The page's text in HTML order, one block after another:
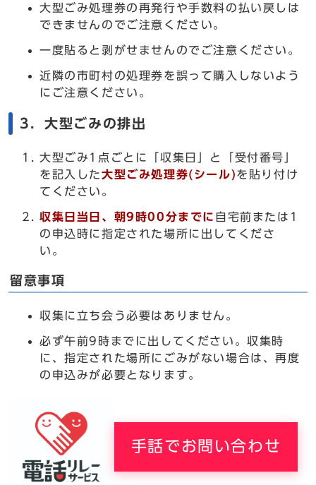
大型ごみ処理券の再発行や手数料の払い戻しは
できませんのでご注意ください。
一度貼ると剥がせませんのでご注意ください。
近隣の市町村の処理券を誤って購入しないよう
にご注意ください。
3．大型ごみの排出
大型ごみ1点ごとに「収集日」と「受付番号」
を記入した大型ごみ処理券(シール)を貼り付け
てください。
収集日当日、朝9時00分までに 自宅前または1
の申込時に指定された場所に出してくださ
い。
留意事項
収集に立ち会う必要はありません。
必ず午前9時までに出してください。収集時
に、指定された場所にごみがない場合は、再度
の申込みが必要となります。
手話でお問い合わせ